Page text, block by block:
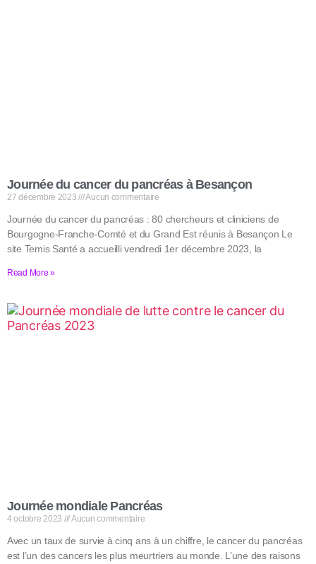
Journée du cancer du pancréas à Besançon
27 décembre 2023 Aucun commentaire
Journée du cancer du pancréas : 80 chercheurs et cliniciens de
Bourgogne-Franche-Comté et du Grand Est réunis à Besançon Le
site Temis Santé a accueilli vendredi 1er décembre 2023, la
Read More »
Journée mondiale Pancréas
4 octobre 2023 Aucun commentaire
Avec un taux de survie à cinq ans à un chiffre, le cancer du pancréas
est l’un des cancers les plus meurtriers au monde. L’une des raisons